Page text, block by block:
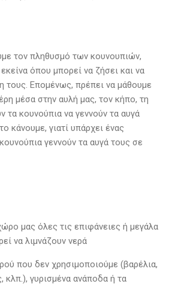
τον πληθυσμό των κουνουπιών,
όπου μπορεί να ζήσει και να
τους. Επομένως, πρέπει να μάθουμε
μέσα στην αυλή μας, τον κήπο, τη
τα κουνούπια να γεννούν τα αυγά
κάνουμε, γιατί υπάρχει ένας
γεννούν τα αυγά τους σε
μας όλες τις επιφάνειες ή μεγάλα
να λιμνάζουν νερά
που δεν χρησιμοποιούμε (βαρέλια,
κλπ.), γυρισμένα ανάποδα ή τα